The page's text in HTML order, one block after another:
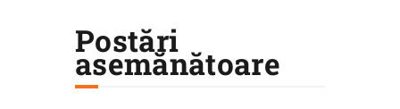
Postări
asemănătoare